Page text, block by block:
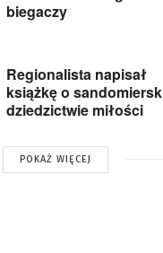
biegaczy
Regionalista napisał
książkę o
dziedzictwie miłości
POKAŻ WIĘCEJ